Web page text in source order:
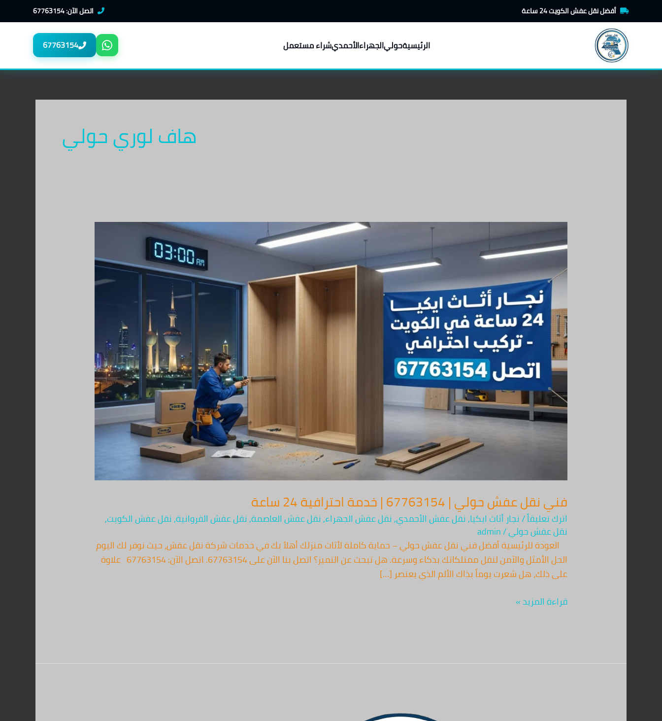
أفضل نقل عفش الكويت 24 ساعة اتصل الآن: 67763154
الرئيسيةحوليالجهراءالأحمديشراء مستعمل 67763154
إلى
هاف لوري حولي
فني نقل عفش حولي | 67763154 | خدمة احترافية 24 ساعة
اترك تعليقاً/نجار أثاث ايكيا,نقل عفش الأحمدي,نقل عفش الجهراء,نقل عفش العاصمة,نقل عفش الفروانية,نقل عفش الكويت,
نقل عفش حولي/
admin
العودة للرئيسية أفضل فني نقل عفش حولي – حماية كاملة لأثاث منزلك أهلاً بك في خدمات شركة نقل عفش، حيث نوفر لك اليوم
الحل الأمثل والآمن لنقل ممتلكاتك بذكاء وسرعة. هل تبحث عن التميز؟ اتصل بنا الآن على 67763154. اتصل الآن: 67763154 علاوة
على ذلك، هل شعرت يوماً بذاك الألم الذي يعتصر […]
فني
نقل
عفش
حولي
67763154
|
خدمة
احترافية
24
ساعة
قراءة المزيد »